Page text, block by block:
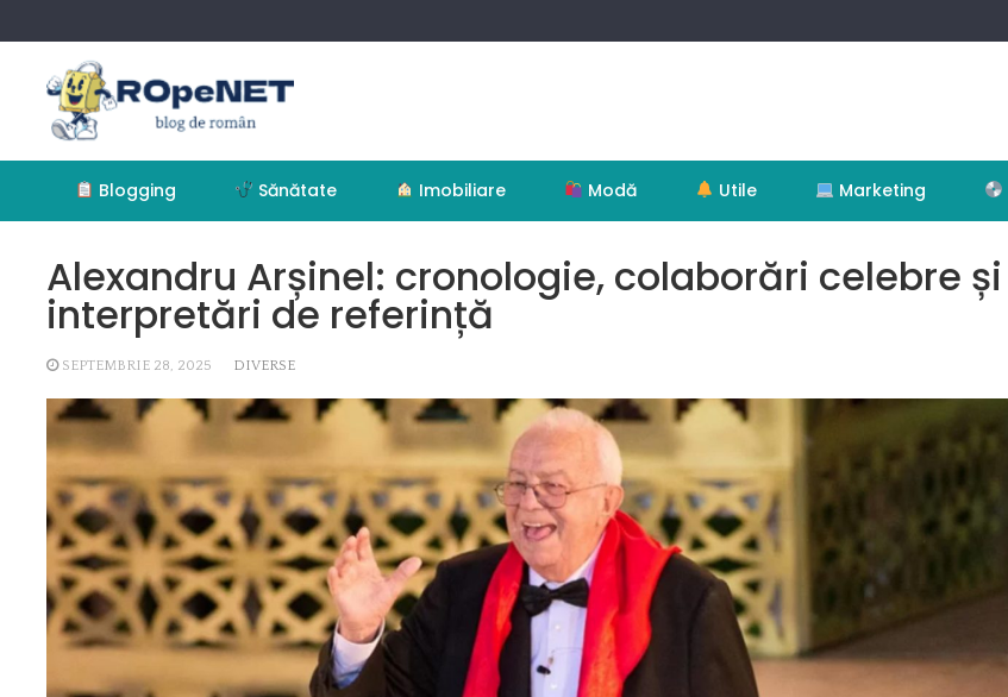
to
Blogging Sănătate Imobiliare Modă Utile Marketing
Alexandru Arșinel: cronologie, colaborări celebre și
interpretări de referință
SEPTEMBRIE 28, 2025 DIVERSE